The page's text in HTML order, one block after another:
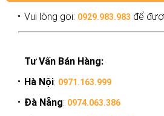
Vui lòng gọi: 0929.983.983 để
Tư Vấn Bán Hàng:
Hà Nội: 0971.163.999
Đà Nẵng: 0974.063.386